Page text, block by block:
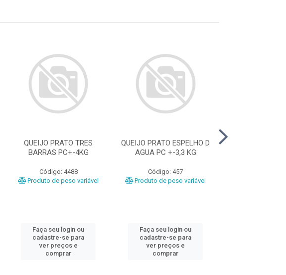
QUEIJO PRATO TRES
BARRAS PC+-4KG
Código: 4488
Produto de peso variável
Faça seu login ou
cadastre-se para
ver preços e
comprar
QUEIJO PRATO ESPELHO D
AGUA PC +-3,3 KG
Código: 457
Produto de peso variável
Faça seu login ou
cadastre-se para
ver preços e
comprar